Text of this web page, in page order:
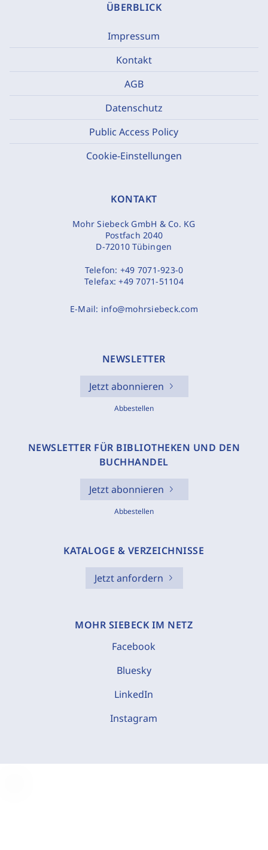
ÜBERBLICK
Impressum
Kontakt
AGB
Datenschutz
Public Access Policy
Cookie-Einstellungen
KONTAKT
Mohr Siebeck GmbH & Co. KG
Postfach 2040
D-72010 Tübingen
Telefon: +49 7071-923-0
Telefax:+49 7071-51104
E-Mail: info@mohrsiebeck.com
NEWSLETTER
Jetzt abonnieren
Abbestellen
NEWSLETTER FÜR BIBLIOTHEKEN UND DEN
BUCHHANDEL
Jetzt abonnieren
Abbestellen
KATALOGE & VERZEICHNISSE
Jetzt anfordern
MOHR SIEBECK IM NETZ
Facebook
Bluesky
LinkedIn
Instagram